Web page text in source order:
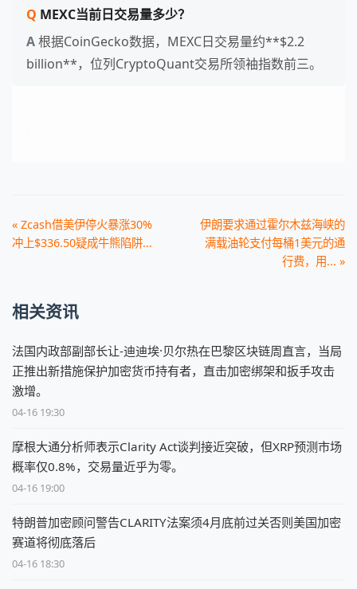
MEXC当前日交易量多少？
根据CoinGecko数据，MEXC日交易量约**$2.2
billion**，位列CryptoQuant交易所领袖指数前三。
« Zcash借美伊停火暴涨30%
冲上$336.50疑成牛熊陷阱...
伊朗要求通过霍尔木兹海峡的
满载油轮支付每桶1美元的通
行费，用... »
相关资讯
法国内政部副部长让-迪迪埃·贝尔热在巴黎区块链周直言，当局
正推出新措施保护加密货币持有者，直击加密绑架和扳手攻击
激增。
04-16 19:30
摩根大通分析师表示Clarity Act谈判接近突破，但XRP预测市场
概率仅0.8%，交易量近乎为零。
04-16 19:00
特朗普加密顾问警告CLARITY法案须4月底前过关否则美国加密
赛道将彻底落后
04-16 18:30